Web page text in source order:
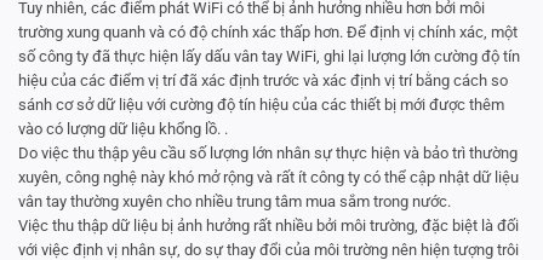
Tuy nhiên, các điểm phát WiFi có thể bị ảnh hưởng nhiều hơn bởi môi
trường xung quanh và có độ chính xác thấp hơn. Để định vị chính xác, một
số công ty đã thực hiện lấy dấu vân tay WiFi, ghi lại lượng lớn cường độ tín
hiệu của các điểm vị trí đã xác định trước và xác định vị trí bằng cách so
sánh cơ sở dữ liệu với cường độ tín hiệu của các thiết bị mới được thêm
vào có lượng dữ liệu khổng lồ. .
Do việc thu thập yêu cầu số lượng lớn nhân sự thực hiện và bảo trì thường
xuyên, công nghệ này khó mở rộng và rất ít công ty có thể cập nhật dữ liệu
vân tay thường xuyên cho nhiều trung tâm mua sắm trong nước.
Việc thu thập dữ liệu bị ảnh hưởng rất nhiều bởi môi trường, đặc biệt là đối
với việc định vị nhân sự, do sự thay đổi của môi trường nên hiện tượng trôi